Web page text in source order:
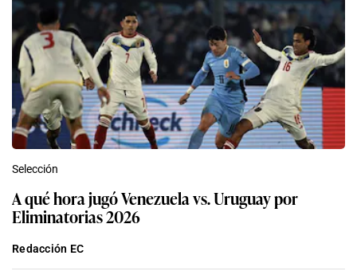
Selección
A qué hora jugó Venezuela vs. Uruguay por
Eliminatorias 2026
Redacción EC